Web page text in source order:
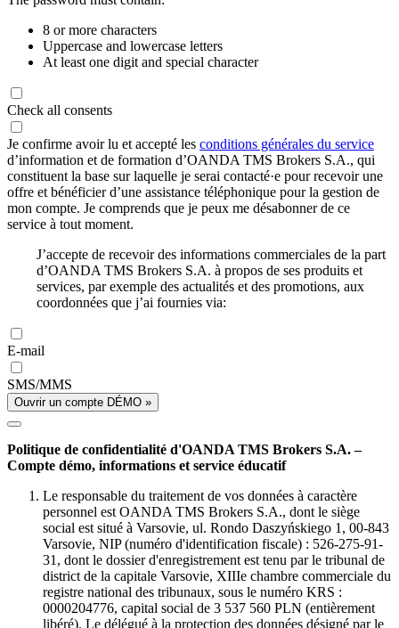
8 or more characters
Uppercase and lowercase letters
At least one digit and special character
Check all consents
Je confirme avoir lu et accepté les conditions générales du service
d’information et de formation d’OANDA TMS Brokers S.A., qui
constituent la base sur laquelle je serai contacté·e pour recevoir une
offre et bénéficier d’une assistance téléphonique pour la gestion de
mon compte. Je comprends que je peux me désabonner de ce
service à tout moment.
J’accepte de recevoir des informations commerciales de la part
d’OANDA TMS Brokers S.A. à propos de ses produits et
services, par exemple des actualités et des promotions, aux
coordonnées que j’ai fournies via:
E-mail
SMS/MMS
Ouvrir un compte DÉMO »
Politique de confidentialité d'OANDA TMS Brokers S.A. –
Compte démo, informations et service éducatif
Le responsable du traitement de vos données à caractère
personnel est OANDA TMS Brokers S.A., dont le siège
social est situé à Varsovie, ul. Rondo Daszyńskiego 1, 00-843
Varsovie, NIP (numéro d'identification fiscale) : 526-275-91-
31, dont le dossier d'enregistrement est tenu par le tribunal de
district de la capitale Varsovie, XIIIe chambre commerciale du
registre national des tribunaux, sous le numéro KRS :
0000204776, capital social de 3 537 560 PLN (entièrement
libéré). Le délégué à la protection des données désigné par le